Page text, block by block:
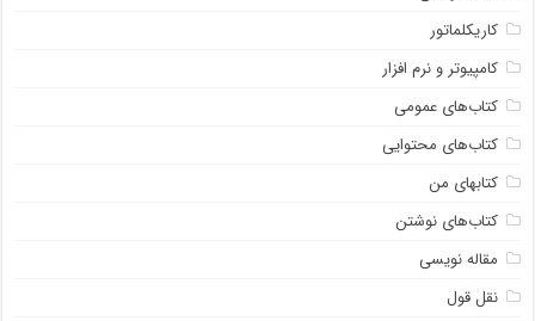
کاریکلماتور
کامپیوتر و نرم افزار
کتاب‌های عمومی
کتاب‌های محتوایی
کتابهای من
کتاب‌های نوشتن
مقاله نویسی
نقل قول